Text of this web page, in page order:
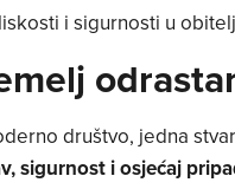
i sigurnosti u
društvo, jedna
sigurnost i osjećaj